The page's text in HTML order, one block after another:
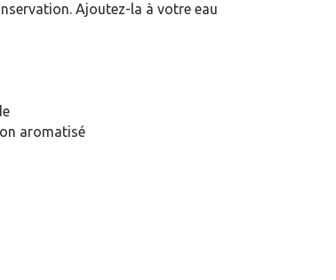
Ajoutez-la à votre eau
aromatisé